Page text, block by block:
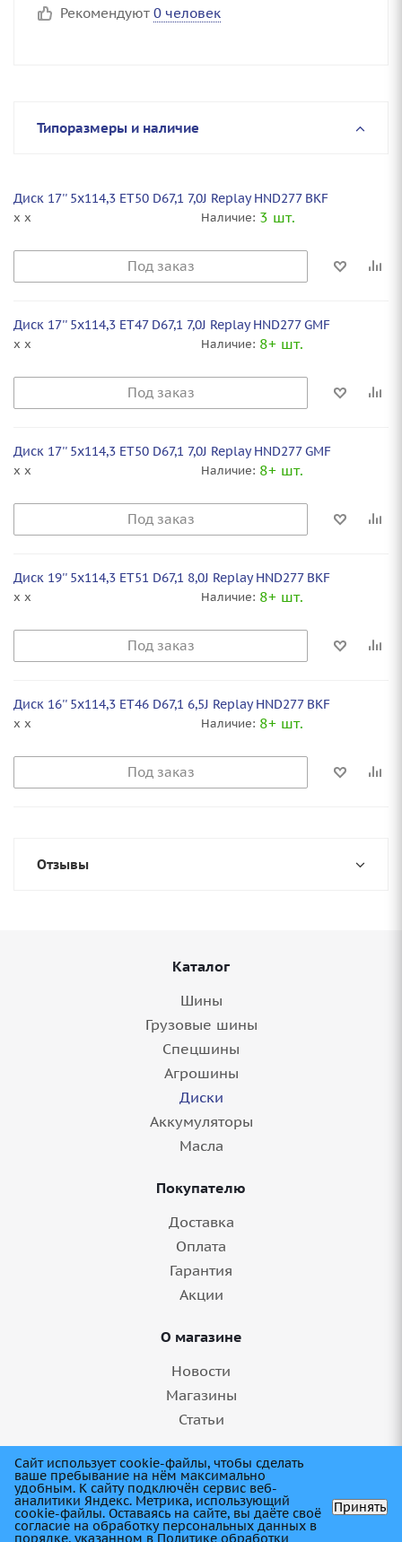
Рекомендуют 0 человек
Типоразмеры и наличие
Диск 17'' 5x114,3 ET50 D67,1 7,0J Replay HND277 BKF
x x Наличие: 3 шт.
Под заказ
Диск 17'' 5x114,3 ET47 D67,1 7,0J Replay HND277 GMF
x x Наличие: 8+ шт.
Под заказ
Диск 17'' 5x114,3 ET50 D67,1 7,0J Replay HND277 GMF
x x Наличие: 8+ шт.
Под заказ
Диск 19'' 5x114,3 ET51 D67,1 8,0J Replay HND277 BKF
x x Наличие: 8+ шт.
Под заказ
Диск 16'' 5x114,3 ET46 D67,1 6,5J Replay HND277 BKF
x x Наличие: 8+ шт.
Под заказ
Отзывы
Каталог
Шины
Грузовые шины
Спецшины
Агрошины
Диски
Аккумуляторы
Масла
Покупателю
Доставка
Оплата
Гарантия
Акции
О магазине
Новости
Магазины
Статьи
8 (845) 275-99-11
Сайт использует cookie-файлы, чтобы сделать
ваше пребывание на нём максимально
удобным. К cайту подключён сервис веб-
аналитики Яндекс. Метрика, использующий
cookie-файлы. Оставаясь на сайте, вы даёте своё
согласие на обработку персональных данных в
порядке, указанном вПолитике обработки
Принять